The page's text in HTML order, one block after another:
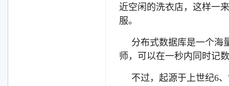
近空闲的洗衣店，这样一
服。
分布式数据库是一个海
师，可以在一秒内同时记
不过，起源于上世纪6